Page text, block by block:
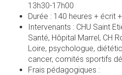
13h30-17h00
Durée : 140 heures + écrit
Intervenants : CHU Saint
Santé, Hôpital Marrel, CH
Loire, psychologue,
cancer, comités sportifs
Frais pédagogiques :